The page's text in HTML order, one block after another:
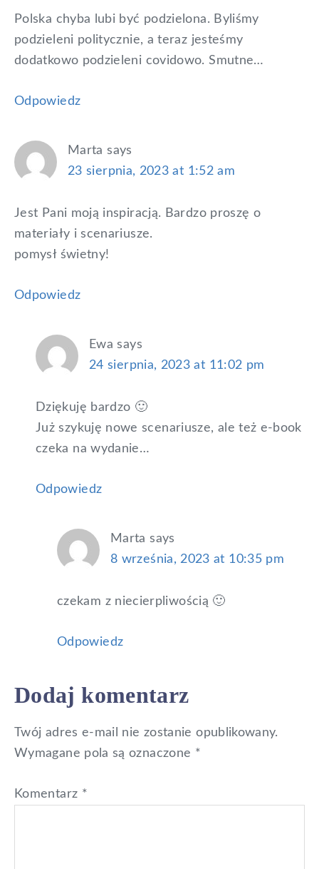
Polska chyba lubi być podzielona. Byliśmy
podzieleni politycznie, a teraz jesteśmy
dodatkowo podzieleni covidowo. Smutne…
Odpowiedz
Marta says
23 sierpnia, 2023 at 1:52 am
Jest Pani moją inspiracją. Bardzo proszę o
materiały i scenariusze.
pomysł świetny!
Odpowiedz
Ewa says
24 sierpnia, 2023 at 11:02 pm
Dziękuję bardzo 🙂
Już szykuję nowe scenariusze, ale też e-book
czeka na wydanie…
Odpowiedz
Marta says
8 września, 2023 at 10:35 pm
czekam z niecierpliwością 🙂
Odpowiedz
Dodaj komentarz
Twój adres e-mail nie zostanie opublikowany.
Wymagane pola są oznaczone *
Komentarz *